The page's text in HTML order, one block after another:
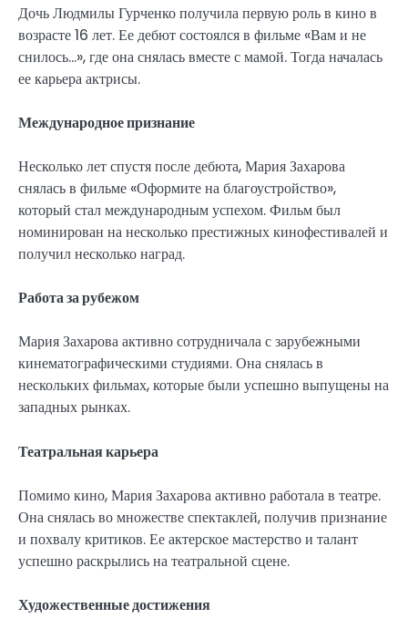
Дочь Людмилы Гурченко получила первую роль в кино в
возрасте 16 лет. Ее дебют состоялся в фильме «Вам и не
снилось…», где она снялась вместе с мамой. Тогда началась
ее карьера актрисы.
Международное признание
Несколько лет спустя после дебюта, Мария Захарова
снялась в фильме «Оформите на благоустройство»,
который стал международным успехом. Фильм был
номинирован на несколько престижных кинофестивалей и
получил несколько наград.
Работа за рубежом
Мария Захарова активно сотрудничала с зарубежными
кинематографическими студиями. Она снялась в
нескольких фильмах, которые были успешно выпущены на
западных рынках.
Театральная карьера
Помимо кино, Мария Захарова активно работала в театре.
Она снялась во множестве спектаклей, получив признание
и похвалу критиков. Ее актерское мастерство и талант
успешно раскрылись на театральной сцене.
Художественные достижения